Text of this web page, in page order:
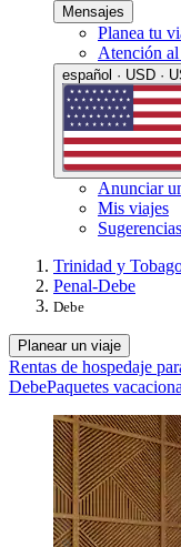
Mensajes
Planea tu
Atención
español · USD ·
Anunciar
Mis viajes
Sugerencias
Trinidad y
Penal-Debe
Debe
Planear un viaje
Rentas de hospedaje
DebePaquetes